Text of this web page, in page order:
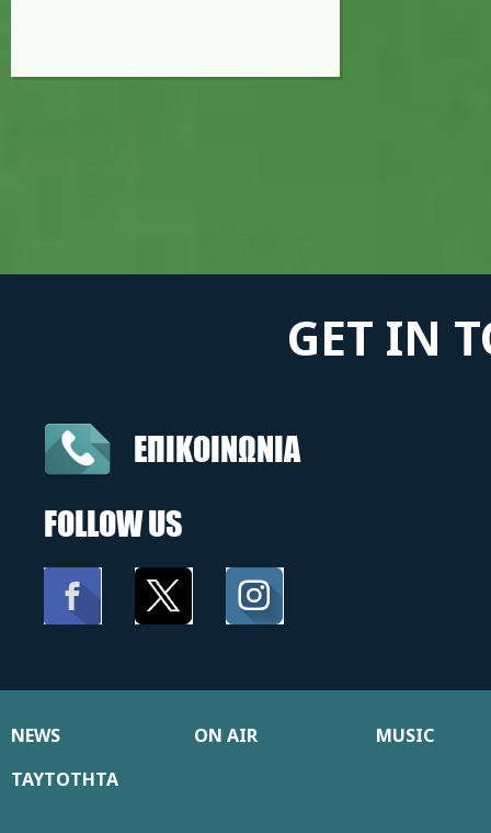
GET IN
ΕΠΙΚΟΙΝΩΝΙΑ
FOLLOW US
NEWS ON AIR
MUSIC
ΤΑΥΤΟΤΗΤΑ